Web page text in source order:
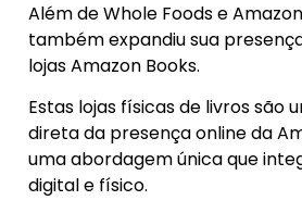
Além de Whole Foods e
também expandiu sua
lojas Amazon Books.
Estas lojas físicas de livros são
direta da presença online da
uma abordagem única que
digital e físico.